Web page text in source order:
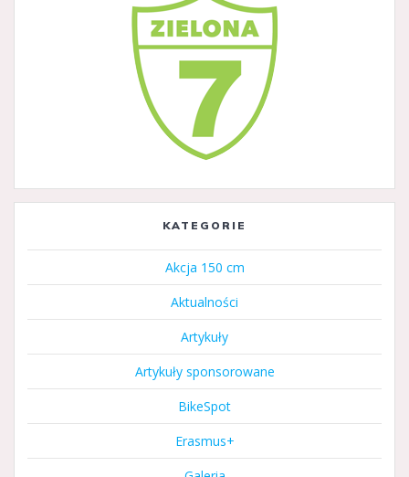
KATEGORIE
Akcja 150 cm
Aktualności
Artykuły
Artykuły sponsorowane
BikeSpot
Erasmus+